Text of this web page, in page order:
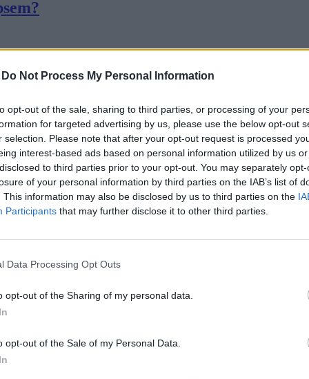
Do Not Process My Personal Information
opt-out of the sale, sharing to third parties, or processing of your
for targeted advertising by us, please use the below opt-out
selection. Please note that after your opt-out request is processed
interest-based ads based on personal information utilized by us
to third parties prior to your opt-out. You may separately
of your personal information by third parties on the IAB’s list of
This information may also be disclosed by us to third parties on the
Participants that may further disclose it to other third parties.
Data Processing Opt Outs
opt-out of the Sharing of my personal data.
opt-out of the Sale of my Personal Data.
j...